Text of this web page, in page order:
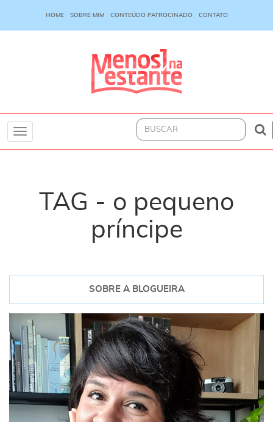
HOME SOBRE MIM CONTEÚDO PATROCINADO CONTATO
Toggle
TAG - o pequeno
príncipe
SOBRE A BLOGUEIRA